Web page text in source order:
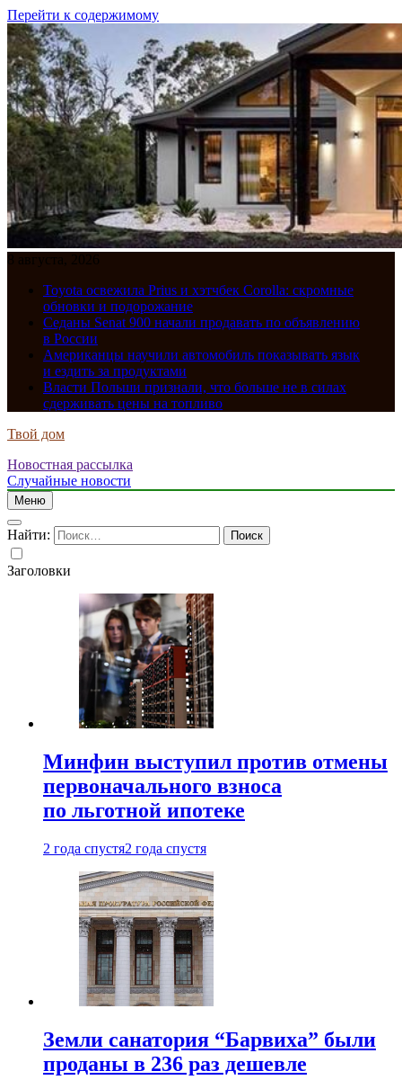
Перейти к содержимому
8 августа, 2026
Toyota освежила Prius и хэтчбек Corolla: скромные
обновки и подорожание
Седаны Senat 900 начали продавать по объявлению
в России
Американцы научили автомобиль показывать язык
и ездить за продуктами
Власти Польши признали, что больше не в силах
сдерживать цены на топливо
Твой дом
Новостная рассылка
Случайные новости
Меню
Найти:
Заголовки
Минфин выступил против отмены
первоначального взноса
по льготной ипотеке
2 года спустя2 года спустя
Земли санатория “Барвиха” были
проданы в 236 раз дешевле